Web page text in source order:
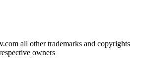
all other trademarks and copyrights
owners